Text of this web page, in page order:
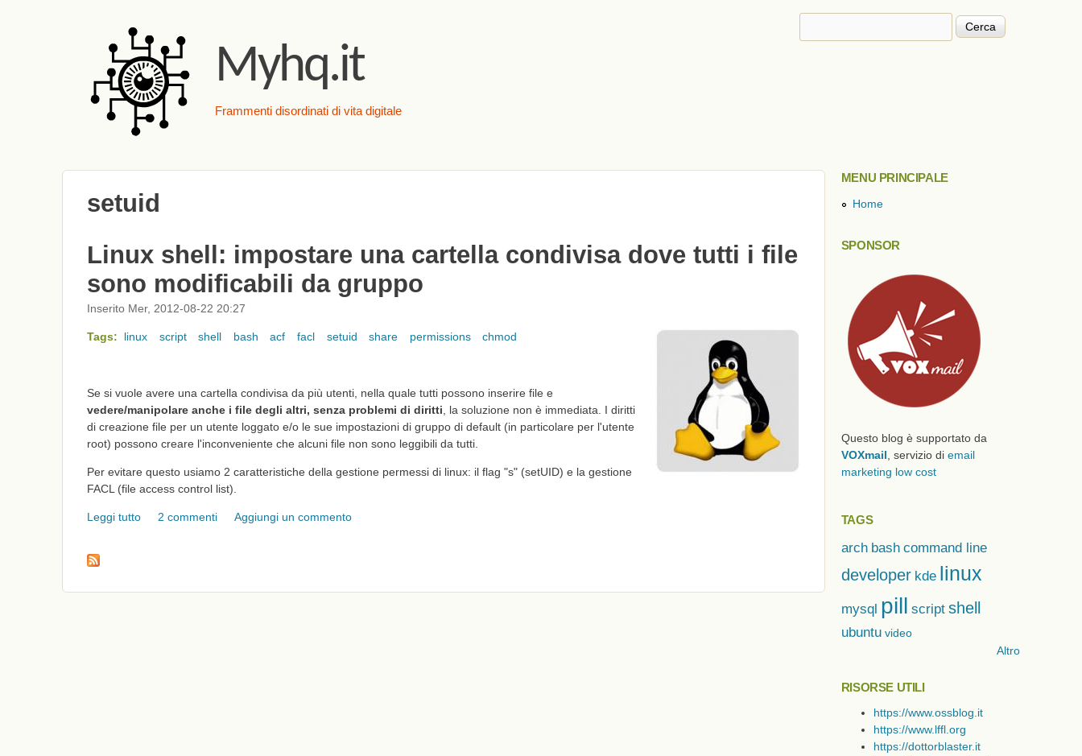
Myhq.it
Frammenti disordinati di vita digitale
Form di ricerca
setuid
Linux shell: impostare una cartella condivisa dove tutti i file
sono modificabili da gruppo
Inserito Mer, 2012-08-22 20:27
Tags: linux script shell bash acf facl setuid share permissions chmod
Se si vuole avere una cartella condivisa da più utenti, nella quale tutti possono inserire file e
vedere/manipolare anche i file degli altri, senza problemi di diritti , la soluzione non è immediata. I diritti
di creazione file per un utente loggato e/o le sue impostazioni di gruppo di default (in particolare per l'utente
root) possono creare l'inconveniente che alcuni file non sono leggibili da tutti.
Per evitare questo usiamo 2 caratteristiche della gestione permessi di linux: il flag "s" (setUID) e la gestione
FACL (file access control list).
Leggi tutto su Linux shell: impostare una cartella condivisa dove tutti i file sono modificabili da gruppo
2 commenti Aggiungi un commento
MENU PRINCIPALE
Home
SPONSOR
Questo blog è supportato da
VOXmail , servizio di email
marketing low cost
TAGS
arch bash command line
developer kde linux
mysql pill script shell
ubuntu video
Altro
RISORSE UTILI
https://www.ossblog.it
https://www.lffl.org
https://dottorblaster.it